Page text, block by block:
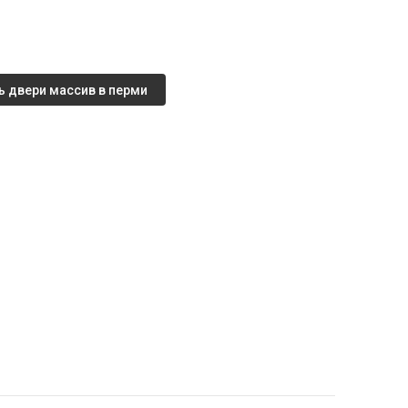
двери массив в перми